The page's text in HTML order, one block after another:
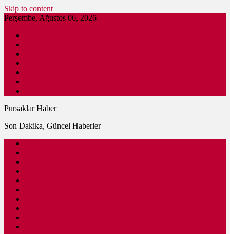
Skip to content
Perşembe, Ağustos 06, 2026
Pursaklar Haber
Son Dakika, Güncel Haberler